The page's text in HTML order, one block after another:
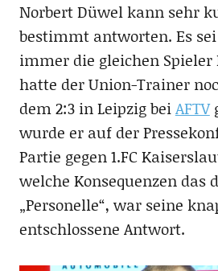
Norbert Düwel kann sehr
bestimmt antworten. Es
immer die gleichen Spieler
hatte der Union-Trainer
dem 2:3 in Leipzig beiAFTV
wurde er auf der
Partie gegen 1.FC
welche Konsequenzen das
„Personelle“, war seine
entschlossene Antwort.